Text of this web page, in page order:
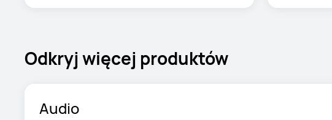
Odkryj więcej produktów
Audio